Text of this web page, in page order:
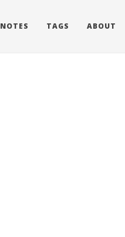
NOTES TAGS ABOUT